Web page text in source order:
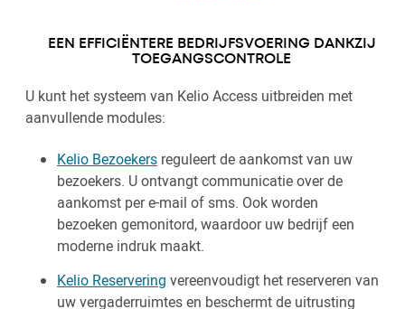
EEN EFFICIËNTERE BEDRIJFSVOERING DANKZIJ
TOEGANGSCONTROLE
U kunt het systeem van Kelio Access uitbreiden met
aanvullende modules:
Kelio Bezoekers reguleert de aankomst van uw
bezoekers. U ontvangt communicatie over de
aankomst per e-mail of sms. Ook worden
bezoeken gemonitord, waardoor uw bedrijf een
moderne indruk maakt.
Kelio Reservering vereenvoudigt het reserveren van
uw vergaderruimtes en beschermt de uitrusting